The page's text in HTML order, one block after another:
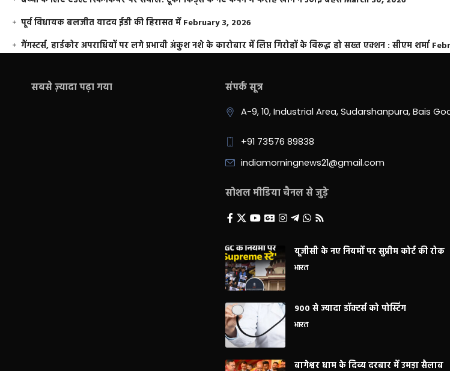
पूर्व विधायक बलजीत यादव ईडी की हिरासत में February 3, 2026
गैंगस्टर्स, हार्डकोर अपराधियों पर लगे प्रभावी अंकुश नशे के कारोबार में लिप्त गिरोहों के विरूद्ध हो सख्त एक्शन : सीएम शर्मा
सबसे ज़्यादा पढ़ा गया संपर्क सूत्र
A-9, 10, Industrial Area, Sudarshanpura, Bais
+91 73576 89838
indiamorningnews21@gmail.com
सोशल मीडिया चैनल से जुड़े
यूजीसी के नए नियमों पर सुप्रीम कोर्ट की रोक
भारत
900 से ज्यादा डॉक्टर्स को पोस्टिंग
भारत
बागेश्वर धाम के दिव्य दरबार में उमड़ा सैलाब